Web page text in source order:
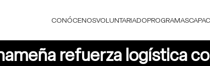
CONÓCENOSVOLUNTARIADOPROGRAMAS
refuerza logística